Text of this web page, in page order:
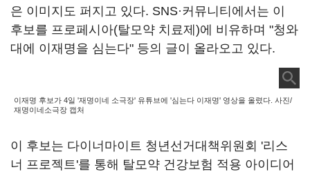
은 이미지도 퍼지고 있다. SNS·커뮤니티에서는 이
후보를 프로페시아(탈모약 치료제)에 비유하며 "청와
대에 이재명을 심는다" 등의 글이 올라오고 있다.
이재명 후보가 4일 '재명이네 소극장' 유튜브에 '심는다 이재명' 영상을 올렸다. 사진/
재명이네소극장 캡처
이 후보는 다이너마이트 청년선거대책위원회 '리스
너 프로젝트'를 통해 탈모약 건강보험 적용 아이디어